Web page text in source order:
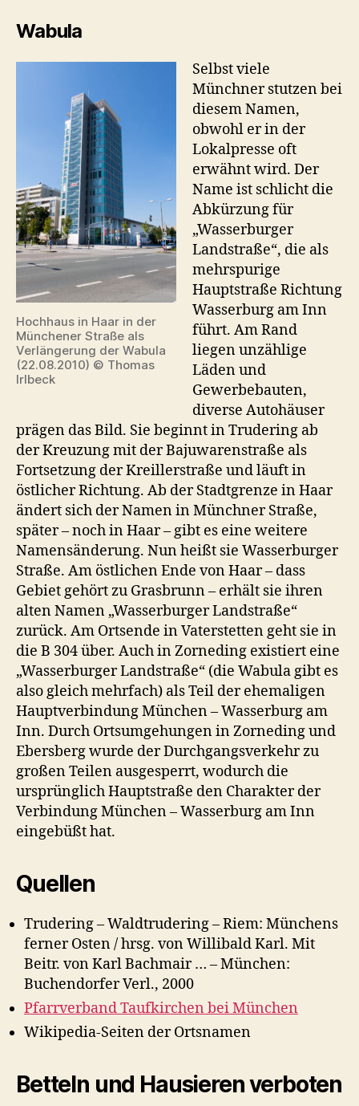
Wabula
Hochhaus in Haar in der
Münchener Straße als
Verlängerung der Wabula
(22.08.2010) © Thomas
Irlbeck
Selbst viele
Münchner stutzen bei
diesem Namen,
obwohl er in der
Lokalpresse oft
erwähnt wird. Der
Name ist schlicht die
Abkürzung für
„Wasserburger
Landstraße“, die als
mehrspurige
Hauptstraße Richtung
Wasserburg am Inn
führt. Am Rand
liegen unzählige
Läden und
Gewerbebauten,
diverse Autohäuser
prägen das Bild. Sie beginnt in Trudering ab
der Kreuzung mit der Bajuwarenstraße als
Fortsetzung der Kreillerstraße und läuft in
östlicher Richtung. Ab der Stadtgrenze in Haar
ändert sich der Namen in Münchner Straße,
später – noch in Haar – gibt es eine weitere
Namensänderung. Nun heißt sie Wasserburger
Straße. Am östlichen Ende von Haar – dass
Gebiet gehört zu Grasbrunn – erhält sie ihren
alten Namen „Wasserburger Landstraße“
zurück. Am Ortsende in Vaterstetten geht sie in
die B 304 über. Auch in Zorneding existiert eine
„Wasserburger Landstraße“ (die Wabula gibt es
also gleich mehrfach) als Teil der ehemaligen
Hauptverbindung München – Wasserburg am
Inn. Durch Ortsumgehungen in Zorneding und
Ebersberg wurde der Durchgangsverkehr zu
großen Teilen ausgesperrt, wodurch die
ursprünglich Hauptstraße den Charakter der
Verbindung München – Wasserburg am Inn
eingebüßt hat.
Quellen
Trudering – Waldtrudering – Riem: Münchens
ferner Osten / hrsg. von Willibald Karl. Mit
Beitr. von Karl Bachmair … – München:
Buchendorfer Verl., 2000
Pfarrverband Taufkirchen bei München
Wikipedia-Seiten der Ortsnamen
Betteln und Hausieren verboten